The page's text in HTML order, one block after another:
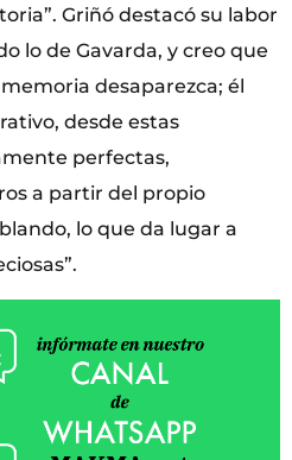
Griñó destacó su labor
lo de Gavarda, y creo que
desaparezca; él
desde estas
perfectas,
a partir del propio
lo que da lugar a